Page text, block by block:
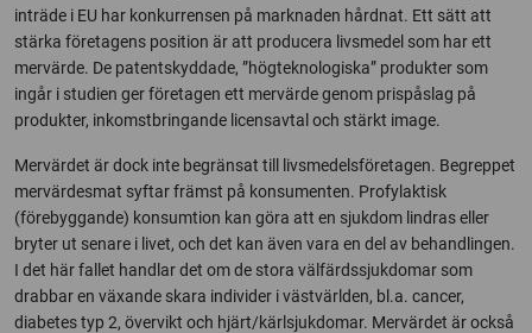
inträde i EU har konkurrensen på marknaden hårdnat. Ett sätt att
stärka företagens position är att producera livsmedel som har ett
mervärde. De patentskyddade, ”högteknologiska” produkter som
ingår i studien ger företagen ett mervärde genom prispåslag på
produkter, inkomstbringande licensavtal och stärkt image.
Mervärdet är dock inte begränsat till livsmedelsföretagen. Begreppet
mervärdesmat syftar främst på konsumenten. Profylaktisk
(förebyggande) konsumtion kan göra att en sjukdom lindras eller
bryter ut senare i livet, och det kan även vara en del av behandlingen.
I det här fallet handlar det om de stora välfärdssjukdomar som
drabbar en växande skara individer i västvärlden, bl.a. cancer,
diabetes typ 2, övervikt och hjärt/kärlsjukdomar. Mervärdet är också